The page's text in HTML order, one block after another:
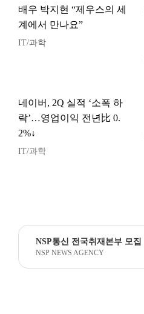
배우 박지현 “제우스의 세
계에서 만나요”
IT/과학
네이버, 2Q 실적 ‘소폭 하
락’…영업이익 전년比 0.
2%↓
IT/과학
NSP통신 전국취재본부 모집
NSP NEWS AGENCY